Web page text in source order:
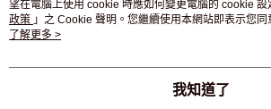
熱銷排行
望在電腦上使用 cookie 時應如何變更電腦的 cookie 設
政策 」之 Cookie 聲明。您繼續使用本網站即表示您
條款之 Cookie 聲明使用 cookie。
了解更多 >
我知道了